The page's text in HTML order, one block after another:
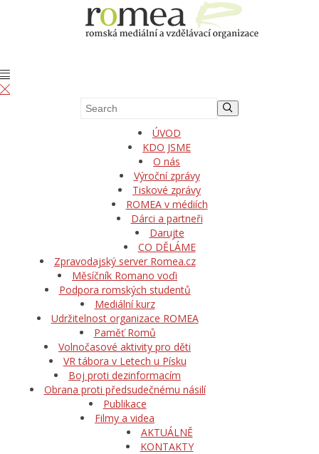
ÚVOD
KDO JSME
O nás
Výroční zprávy
Tiskové zprávy
ROMEA v médiích
Dárci a partneři
Darujte
CO DĚLÁME
Zpravodajský server Romea.cz
Měsíčník Romano voďi
Podpora romských studentů
Mediální kurz
Udržitelnost organizace ROMEA
Paměť Romů
Volnočasové aktivity pro děti
VR tábora v Letech u Písku
Boj proti dezinformacím
Obrana proti předsudečnému násilí
Publikace
Filmy a videa
AKTUÁLNĚ
KONTAKTY